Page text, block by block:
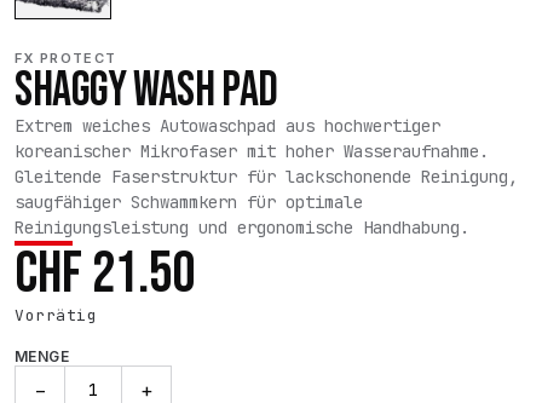
FX PROTECT
SHAGGY WASH PAD
Extrem weiches Autowaschpad aus hochwertiger
koreanischer Mikrofaser mit hoher Wasseraufnahme.
Gleitende Faserstruktur für lackschonende Reinigung,
saugfähiger Schwammkern für optimale
Reinigungsleistung und ergonomische Handhabung.
CHF21.50
Vorrätig
MENGE
− +